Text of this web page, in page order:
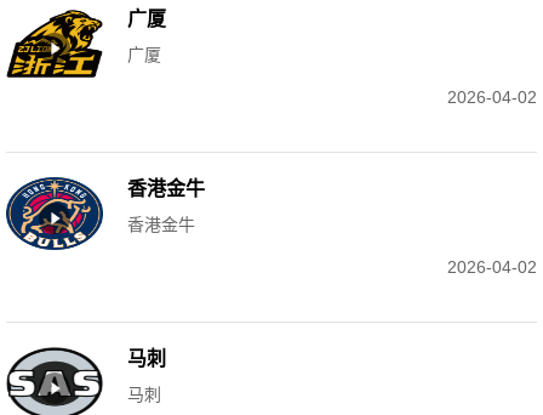
广厦
广厦
2026-04-02
香港金牛
香港金牛
2026-04-02
马刺
马刺